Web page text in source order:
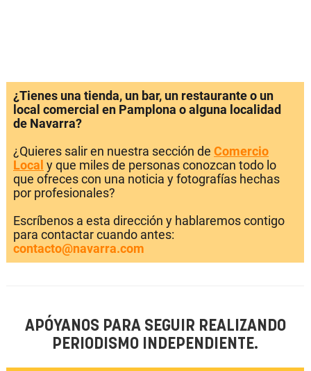
¿Tienes una tienda, un bar, un restaurante o un
local comercial en Pamplona o alguna localidad
de Navarra?
¿Quieres salir en nuestra sección de Comercio
Local y que miles de personas conozcan todo lo
que ofreces con una noticia y fotografías hechas
por profesionales?
Escríbenos a esta dirección y hablaremos contigo
para contactar cuando antes:
contacto@navarra.com
APÓYANOS PARA SEGUIR REALIZANDO
PERIODISMO INDEPENDIENTE.